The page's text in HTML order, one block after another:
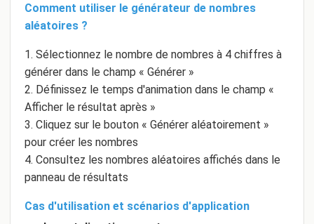
Comment utiliser le générateur de nombres
aléatoires ?
Sélectionnez le nombre de nombres à 4 chiffres à
générer dans le champ « Générer »
Définissez le temps d'animation dans le champ «
Afficher le résultat après »
Cliquez sur le bouton « Générer aléatoirement »
pour créer les nombres
Consultez les nombres aléatoires affichés dans le
panneau de résultats
Cas d'utilisation et scénarios d'application